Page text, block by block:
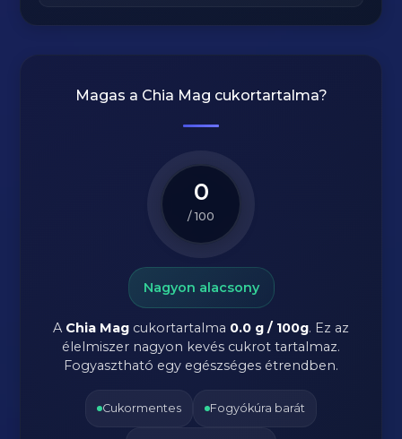
Magas a Chia Mag cukortartalma?
0
/ 100
Nagyon alacsony
A Chia Mag cukortartalma 0.0 g / 100g. Ez az
élelmiszer nagyon kevés cukrot tartalmaz.
Fogyasztható egy egészséges étrendben.
Cukormentes Fogyókúra barát